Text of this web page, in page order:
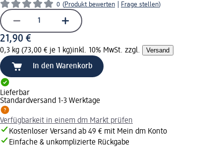
0 (Produkt bewerten Frage stellen)
21,90 €
0,3 kg (73,00 € je 1 kg)inkl. 10% MwSt. zzgl. Versand
In den Warenkorb
Lieferbar
Standardversand 1-3 Werktage
Verfügbarkeit in einem dm Markt prüfen
Kostenloser Versand ab 49 € mit Mein dm Konto
Einfache & unkomplizierte Rückgabe